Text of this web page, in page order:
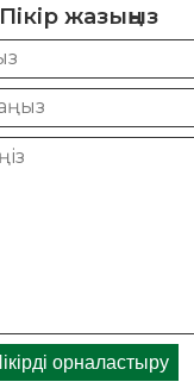
Пікір жазыңыз